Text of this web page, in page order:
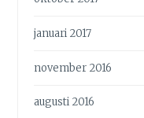
januari 2017
november 2016
augusti 2016